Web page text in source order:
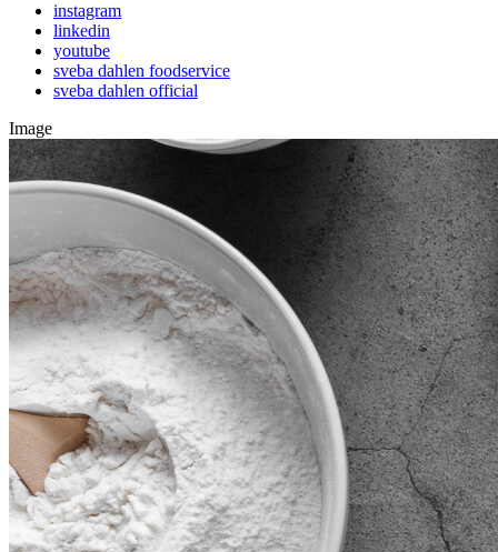
instagram
linkedin
youtube
sveba dahlen foodservice
sveba dahlen official
Image